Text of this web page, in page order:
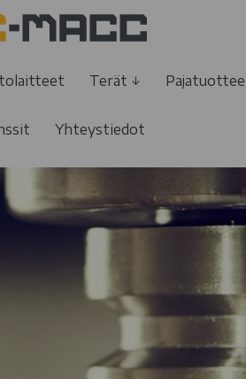
Terät ↓
Yhteystiedot